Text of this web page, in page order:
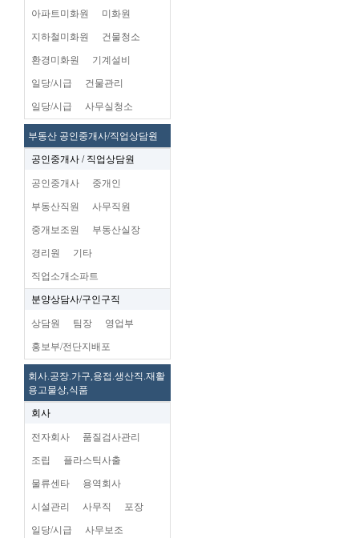
아파트미화원 미화원
지하철미화원 건물청소
환경미화원 기계설비
일당/시급 건물관리
일당/시급 사무실청소
부동산 공인중개사/직업상담원
공인중개사 / 직업상담원
공인중개사 중개인
부동산직원 사무직원
중개보조원 부동산실장
경리원 기타
직업소개소파트
분양상담사/구인구직
상담원 팀장 영업부
홍보부/전단지배포
회사.공장.가구,용접.생산직.재활
용고물상,식품
회사
전자회사 품질검사관리
조립 플라스틱사출
물류센타 용역회사
시설관리 사무직 포장
일당/시급 사무보조